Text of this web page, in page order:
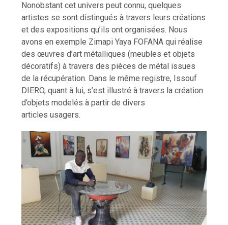
Nonobstant cet univers peut connu, quelques
artistes se sont distingués à travers leurs créations
et des expositions qu’ils ont organisées. Nous
avons en exemple Zimapi Yaya FOFANA qui réalise
des œuvres d’art métalliques (meubles et objets
décoratifs) à travers des pièces de métal issues
de la récupération. Dans le même registre, Issouf
DIERO, quant à lui, s’est illustré à travers la création
d’objets modelés à partir de divers
articles usagers.